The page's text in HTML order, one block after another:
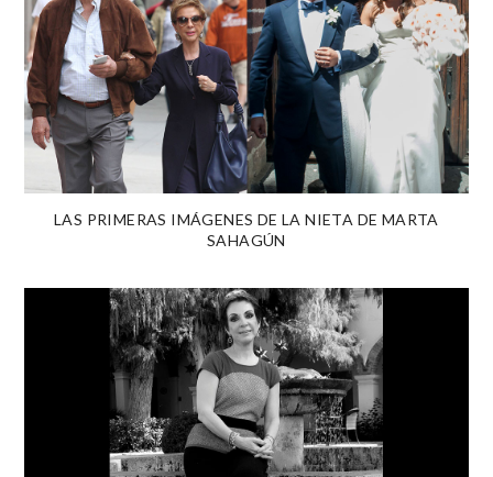
LAS PRIMERAS IMÁGENES DE LA NIETA DE MARTA
SAHAGÚN